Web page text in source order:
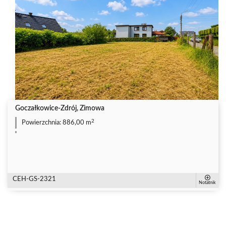
Goczałkowice-Zdrój, Zimowa
Powierzchnia: 886,00 m2
CEH-GS-2321 Notatnik